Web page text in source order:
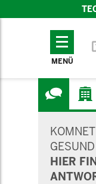
TECHNISCHES
MENÜ
HIER